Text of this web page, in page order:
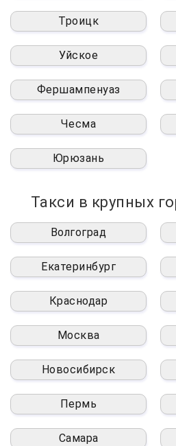
Троицк
Уйское
Фершампенуаз
Чесма
Юрюзань
Такси в крупных
Волгоград
Екатеринбург
Краснодар
Москва
Новосибирск
Пермь
Самара